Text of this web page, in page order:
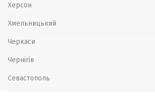
Херсон
Хмельницький
Черкаси
Чернігів
Севастополь